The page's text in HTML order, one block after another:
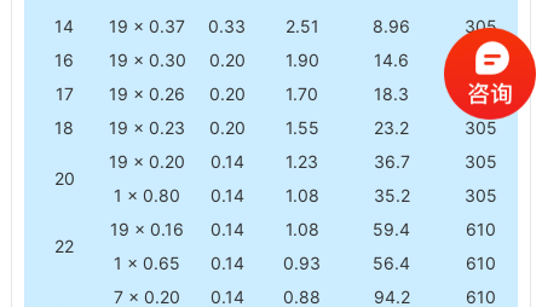
14
19 × 0.37 0.33 2.51 8.96
305
16
19 × 0.30 0.20 1.90 14.6
305
17
19 × 0.26 0.20 1.70 18.3
305
18
19 × 0.23 0.20 1.55 23.2 305
20
19 × 0.20 0.14 1.23 36.7
305
1 × 0.80
0.14 1.08 35.2 305
22
19 × 0.16 0.14 1.08 59.4
610
1 × 0.65
0.14 0.93 56.4 610
7 × 0.20 0.14 0.88 94.2
610